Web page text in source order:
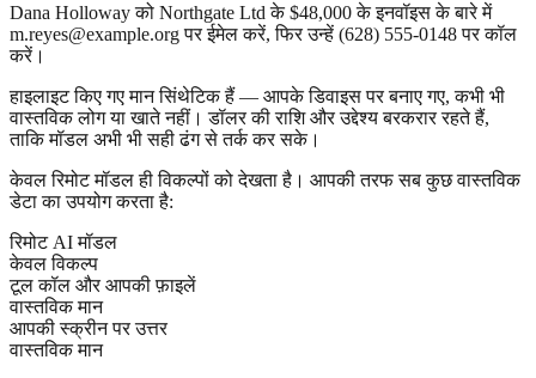
Dana Hollowayको Northgate Ltd के $48,000 के इनवॉइस के बारे में
m.reyes@example.orgपर ईमेल करें, फिर उन्हें (628) 555-0148पर कॉल
करें।
हाइलाइट किए गए मान सिंथेटिक हैं — आपके डिवाइस पर बनाए गए, कभी भी
वास्तविक लोग या खाते नहीं। डॉलर की राशि और उद्देश्य बरकरार रहते हैं,
ताकि मॉडल अभी भी सही ढंग से तर्क कर सके।
केवल रिमोट मॉडल ही विकल्पों को देखता है। आपकी तरफ सब कुछ वास्तविक
डेटा का उपयोग करता है:
रिमोट AI मॉडल
केवल विकल्प
टूल कॉल और आपकी फ़ाइलें
वास्तविक मान
आपकी स्क्रीन पर उत्तर
वास्तविक मान